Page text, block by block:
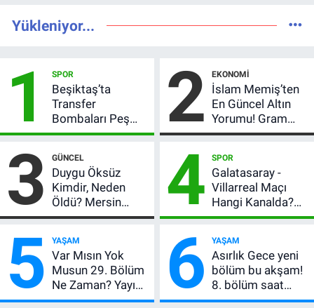
Yükleniyor...
1 SPOR
Beşiktaş’ta
Transfer
Bombaları Peş
Peşe! Adalı
Açıkladı, 5 Yıldız
Daha Listede
2 EKONOMI
İslam Memiş’ten
En Güncel Altın
Yorumu! Gram
Altın İçin 6.350 TL
Beklentisi
Değişmedi
3 GÜNCEL
Duygu Öksüz
Kimdir, Neden
Öldü? Mersin
Basınının Acı
4 SPOR
Galatasaray -
Villarreal Maçı
Hangi Kanalda?
Hazırlık Maçı Ne
Kaçta, Nereden
İzlenir?
5 YAŞAM
Var Mısın Yok
Musun 29. Bölüm
Ne Zaman? Yayın
Günü Değişti, Yeni
6 YAŞAM
Asırlık Gece yeni
bölüm bu akşam!
8. bölüm saat
kaçta, TRT 1 canlı